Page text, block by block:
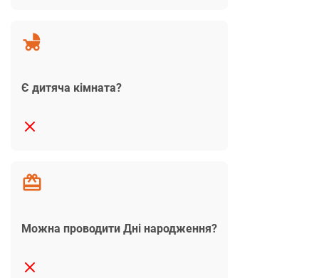
Є дитяча кімната?
Можна проводити Дні народження?